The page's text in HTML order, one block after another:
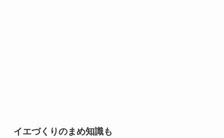
イエづくりのまめ知識も